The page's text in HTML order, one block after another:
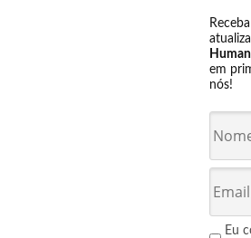
em
nós!
Eu